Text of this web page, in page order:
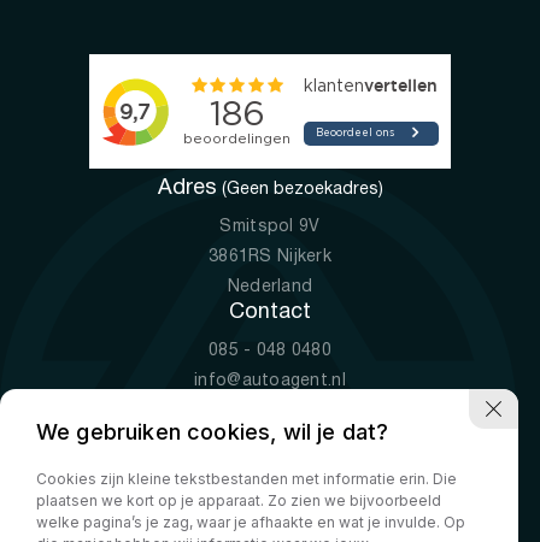
Adres (Geen bezoekadres)
Smitspol 9V
3861RS Nijkerk
Nederland
Contact
085 - 048 0480
info@autoagent.nl
Openingstijden
Ma-Vr
09:00 - 19:00
Za
10:00 - 17:00
We gebruiken cookies, wil je dat?
Cookies zijn kleine tekstbestanden met informatie erin. Die
plaatsen we kort op je apparaat. Zo zien we bijvoorbeeld
welke pagina’s je zag, waar je afhaakte en wat je invulde. Op